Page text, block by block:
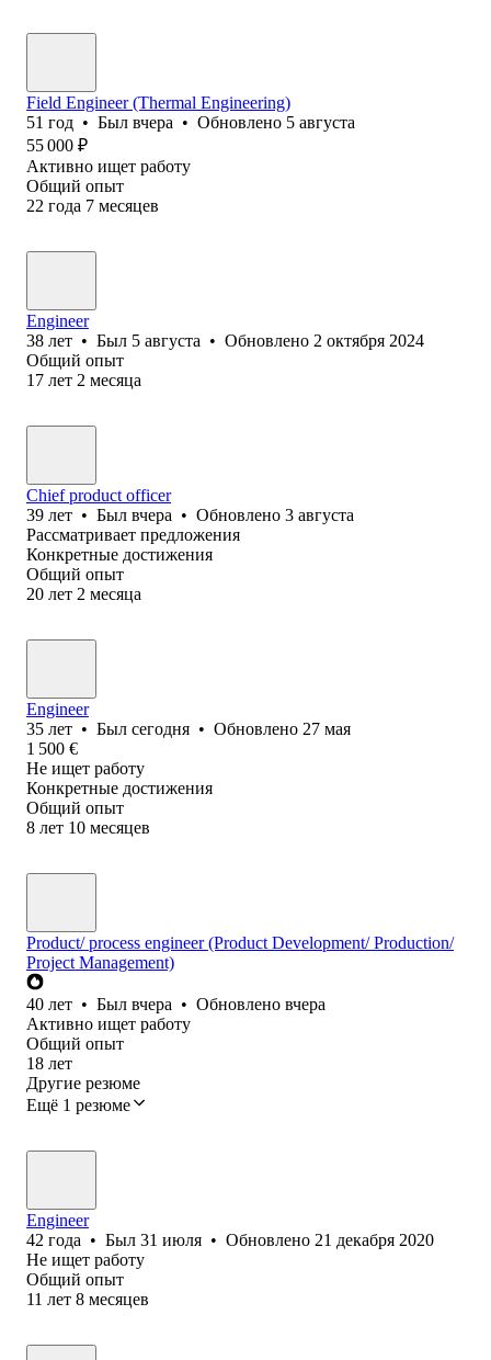
Field Engineer (Thermal Engineering)
51 год • Был вчера • Обновлено 5 августа
55 000 ₽
Активно ищет работу
Общий опыт
22 года 7 месяцев
Engineer
38 лет • Был 5 августа • Обновлено 2 октября 2024
Общий опыт
17 лет 2 месяца
Chief product officer
39 лет • Был вчера • Обновлено 3 августа
Рассматривает предложения
Конкретные достижения
Общий опыт
20 лет 2 месяца
Engineer
35 лет • Был сегодня • Обновлено 27 мая
1 500 €
Не ищет работу
Конкретные достижения
Общий опыт
8 лет 10 месяцев
Product/ process engineer (Product Development/ Production/
Project Management)
40 лет • Был вчера • Обновлено вчера
Активно ищет работу
Общий опыт
18 лет
Другие резюме
Ещё 1 резюме
Engineer
42 года • Был 31 июля • Обновлено 21 декабря 2020
Не ищет работу
Общий опыт
11 лет 8 месяцев